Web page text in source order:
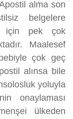
alma son
belgelere
için pek çok
Maalesef
çok geç
alınsa bile
yoluyla
onaylaması
ülkeden